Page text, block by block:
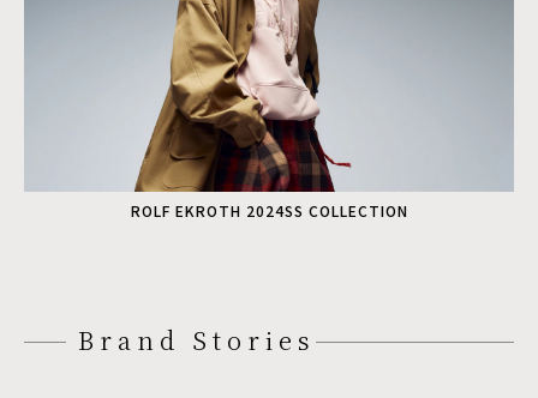
ROLF EKROTH 2024SS COLLECTION
Brand Stories